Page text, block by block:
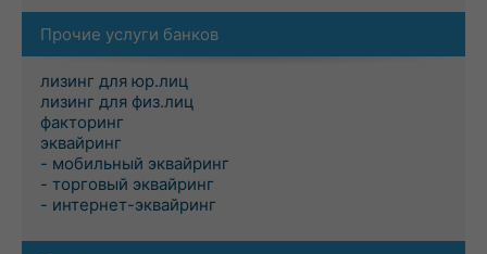
Прочие услуги банков
лизинг для юр.лиц
лизинг для физ.лиц
факторинг
эквайринг
- мобильный эквайринг
- торговый эквайринг
- интернет-эквайринг